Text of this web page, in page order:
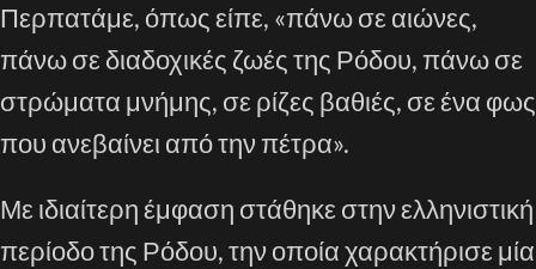
Περπατάμε, όπως είπε, «πάνω σε αιώνες,
πάνω σε διαδοχικές ζωές της Ρόδου, πάνω σε
στρώματα μνήμης, σε ρίζες βαθιές, σε ένα φως
που ανεβαίνει από την πέτρα».
Με ιδιαίτερη έμφαση στάθηκε στην ελληνιστική
περίοδο της Ρόδου, την οποία χαρακτήρισε μία